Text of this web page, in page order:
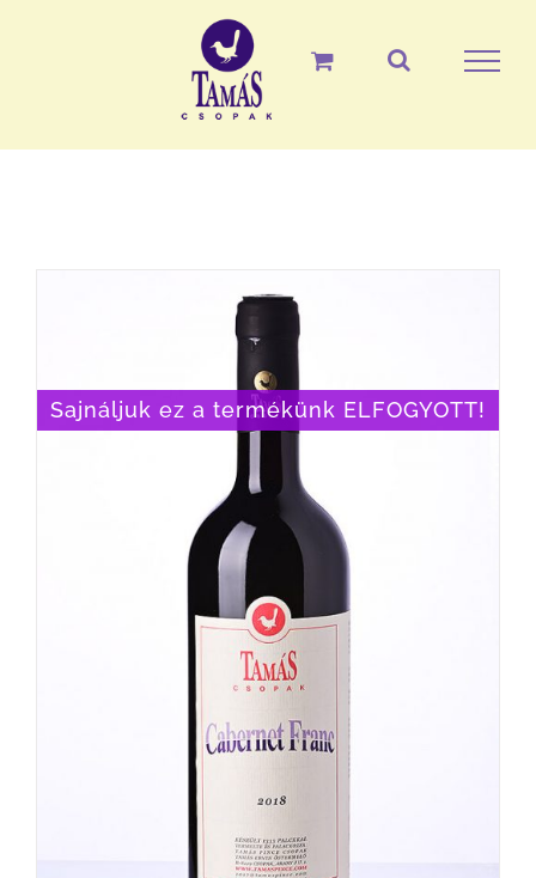
Sajnáljuk ez a termékünk ELFOGYOTT!